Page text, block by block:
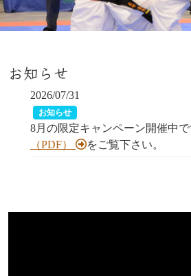
お知らせ
2026/07/31
お知らせ
8月の限定キャンペーン開催中
（PDF）
をご覧下さい。